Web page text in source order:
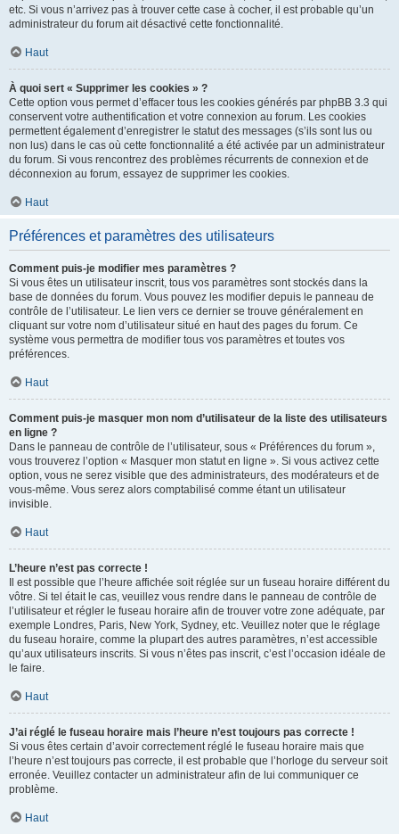
etc. Si vous n’arrivez pas à trouver cette case à cocher, il est probable qu’un
administrateur du forum ait désactivé cette fonctionnalité.
Haut
À quoi sert « Supprimer les cookies » ?
Cette option vous permet d’effacer tous les cookies générés par phpBB 3.3 qui
conservent votre authentification et votre connexion au forum. Les cookies
permettent également d’enregistrer le statut des messages (s’ils sont lus ou
non lus) dans le cas où cette fonctionnalité a été activée par un administrateur
du forum. Si vous rencontrez des problèmes récurrents de connexion et de
déconnexion au forum, essayez de supprimer les cookies.
Haut
Préférences et paramètres des utilisateurs
Comment puis-je modifier mes paramètres ?
Si vous êtes un utilisateur inscrit, tous vos paramètres sont stockés dans la
base de données du forum. Vous pouvez les modifier depuis le panneau de
contrôle de l’utilisateur. Le lien vers ce dernier se trouve généralement en
cliquant sur votre nom d’utilisateur situé en haut des pages du forum. Ce
système vous permettra de modifier tous vos paramètres et toutes vos
préférences.
Haut
Comment puis-je masquer mon nom d’utilisateur de la liste des utilisateurs
en ligne ?
Dans le panneau de contrôle de l’utilisateur, sous « Préférences du forum »,
vous trouverez l’option « Masquer mon statut en ligne ». Si vous activez cette
option, vous ne serez visible que des administrateurs, des modérateurs et de
vous-même. Vous serez alors comptabilisé comme étant un utilisateur
invisible.
Haut
L’heure n’est pas correcte !
Il est possible que l’heure affichée soit réglée sur un fuseau horaire différent du
vôtre. Si tel était le cas, veuillez vous rendre dans le panneau de contrôle de
l’utilisateur et régler le fuseau horaire afin de trouver votre zone adéquate, par
exemple Londres, Paris, New York, Sydney, etc. Veuillez noter que le réglage
du fuseau horaire, comme la plupart des autres paramètres, n’est accessible
qu’aux utilisateurs inscrits. Si vous n’êtes pas inscrit, c’est l’occasion idéale de
le faire.
Haut
J’ai réglé le fuseau horaire mais l’heure n’est toujours pas correcte !
Si vous êtes certain d’avoir correctement réglé le fuseau horaire mais que
l’heure n’est toujours pas correcte, il est probable que l’horloge du serveur soit
erronée. Veuillez contacter un administrateur afin de lui communiquer ce
problème.
Haut